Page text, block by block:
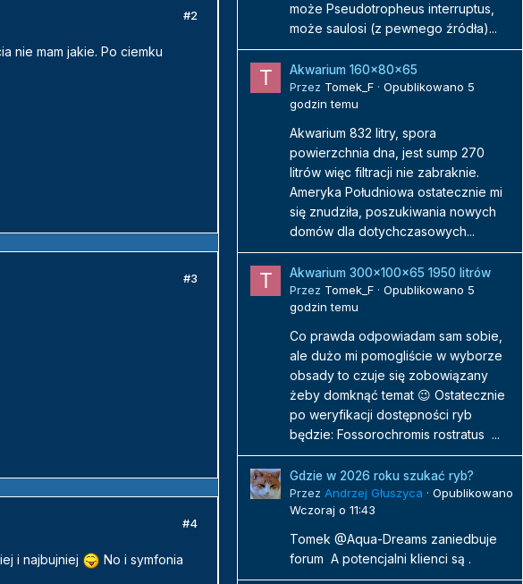
#2
nie mam jakie. Po ciemku
#3
#4
i najbujniej
No i symfonia
może Pseudotropheus interruptus,
może saulosi (z pewnego źródła)...
Akwarium 160x80x65
Przez Tomek_F · Opublikowano 5
godzin temu
Akwarium 832 litry, spora
powierzchnia dna, jest sump 270
litrów więc filtracji nie zabraknie.
Ameryka Południowa ostatecznie mi
się znudziła, poszukiwania nowych
domów dla dotychczasowych...
Akwarium 300x100x65 1950 litrów
Przez Tomek_F · Opublikowano 5
godzin temu
Co prawda odpowiadam sam sobie,
ale dużo mi pomogliście w wyborze
obsady to czuje się zobowiązany
żeby domknąć temat 😉 Ostatecznie
po weryfikacji dostępności ryb
będzie: Fossorochromis rostratus ...
Gdzie w 2026 roku szukać ryb?
Przez Andrzej Głuszyca · Opublikowano
Wczoraj o 11:43
Tomek @Aqua-Dreams zaniedbuje
forum A potencjalni klienci są .